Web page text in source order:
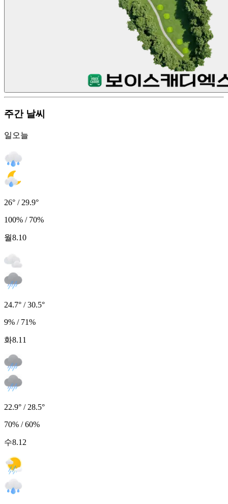
주간 날씨
일 오늘
26° / 29.9°
100% / 70%
월8.10
24.7° / 30.5°
9% / 71%
화8.11
22.9° / 28.5°
70% / 60%
수8.12